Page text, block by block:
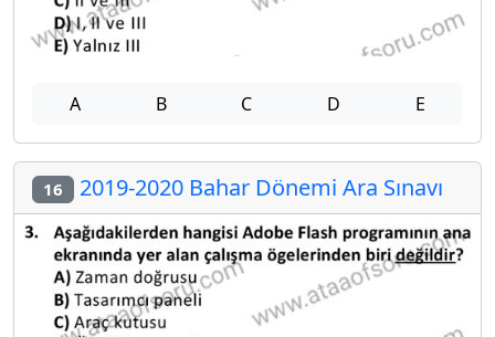
A B C D E
16 2019-2020 Bahar Dönemi Ara Sınavı